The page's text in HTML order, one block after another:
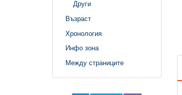
Други
Възраст
Хронология
Инфо зона
Между страниците